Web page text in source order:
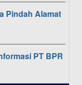
Pindah Alamat
PT BPR